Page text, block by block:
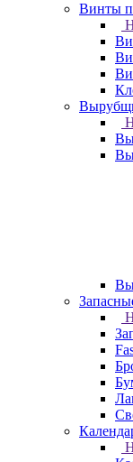
Винты